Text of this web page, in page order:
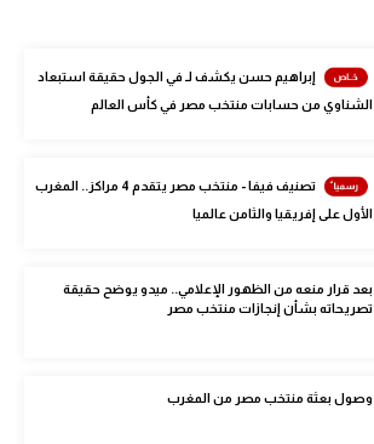
إبراهيم حسن يكشف لـ في الجول حقيقة استبعاد
الشناوي من حسابات منتخب مصر في كأس العالم
تصنيف فيفا - منتخب مصر يتقدم 4 مراكز.. المغرب
الأول على إفريقيا والثامن عالميا
بعد قرار منعه من الظهور الإعلامي.. ميدو يوضح حقيقة
تصريحاته بشأن إنجازات منتخب مصر
وصول بعثة منتخب مصر من المغرب